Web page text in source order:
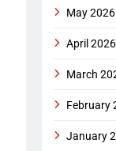
May 2026
April 2026
March
February
January